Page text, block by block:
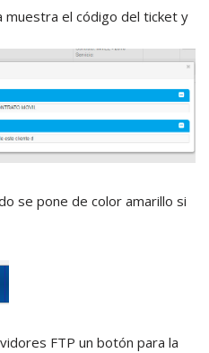
muestra el código del ticket y
se pone de color amarillo si
FTP un botón para la